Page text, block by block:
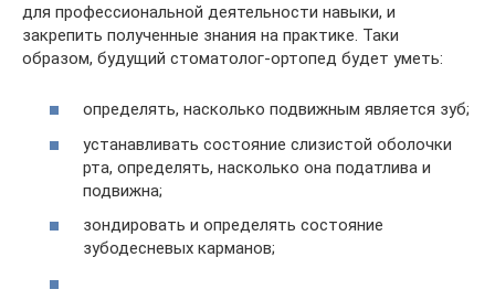
для профессиональной деятельности навыки, и
закрепить полученные знания на практике. Таки
образом, будущий стоматолог-ортопед будет уметь:
определять, насколько подвижным является зуб;
устанавливать состояние слизистой оболочки
рта, определять, насколько она податлива и
подвижна;
зондировать и определять состояние
зубодесневых карманов;